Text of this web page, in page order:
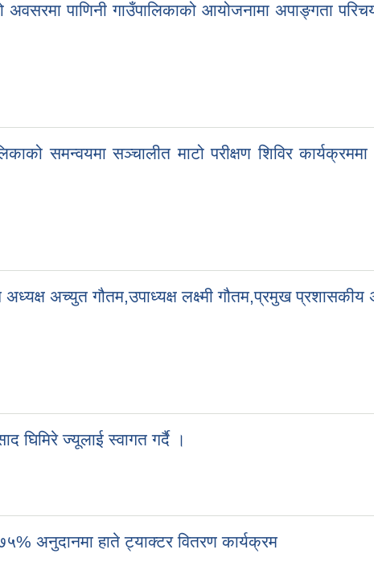
पाणिनी गाउँपालिकाको आयोजनामा अपाङ्गता
समन्वयमा सञ्चालीत माटो परीक्षण शिविर
अच्युत गौतम,उपाध्यक्ष लक्ष्मी गौतम,प्रमुख
घिमिरे ज्यूलाई स्वागत गर्दै ।
अनुदानमा हाते ट्याक्टर वितरण कार्यक्रम